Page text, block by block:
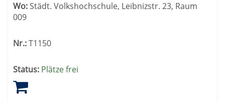
Wo:Städt. Volkshochschule, Leibnizstr. 23, Raum
009
Nr.:T1150
Status: Plätze frei